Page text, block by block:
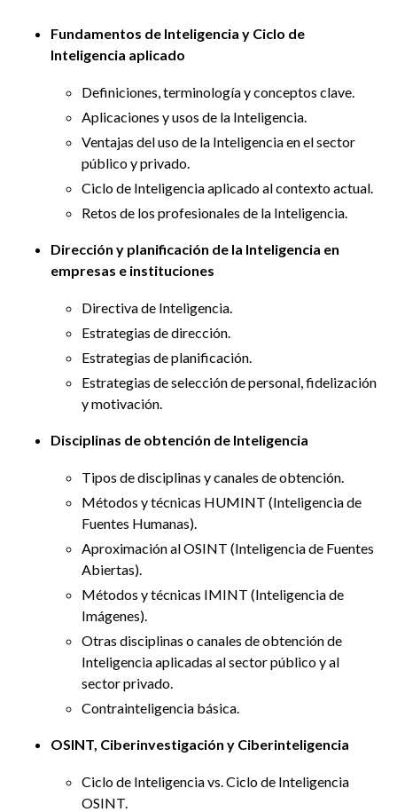
Fundamentos de Inteligencia y Ciclo de
Inteligencia aplicado
Definiciones, terminología y conceptos clave.
Aplicaciones y usos de la Inteligencia.
Ventajas del uso de la Inteligencia en el sector
público y privado.
Ciclo de Inteligencia aplicado al contexto actual.
Retos de los profesionales de la Inteligencia.
Dirección y planificación de la Inteligencia en
empresas e instituciones
Directiva de Inteligencia.
Estrategias de dirección.
Estrategias de planificación.
Estrategias de selección de personal, fidelización
y motivación.
Disciplinas de obtención de Inteligencia
Tipos de disciplinas y canales de obtención.
Métodos y técnicas HUMINT (Inteligencia de
Fuentes Humanas).
Aproximación al OSINT (Inteligencia de Fuentes
Abiertas).
Métodos y técnicas IMINT (Inteligencia de
Imágenes).
Otras disciplinas o canales de obtención de
Inteligencia aplicadas al sector público y al
sector privado.
Contrainteligencia básica.
OSINT, Ciberinvestigación y Ciberinteligencia
Ciclo de Inteligencia vs. Ciclo de Inteligencia
OSINT.